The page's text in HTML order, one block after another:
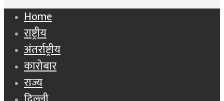
for
Home
राष्ट्रीय
अंतर्राष्ट्रीय
कारोबार
राज्य